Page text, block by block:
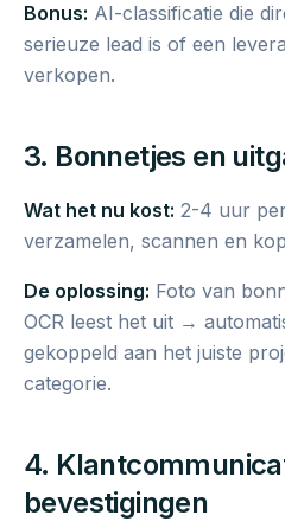
Bonus: AI-classificatie die
serieuze lead is of een
verkopen.
3. Bonnetjes en
Wat het nu kost: 2-4 uur
verzamelen, scannen en
De oplossing: Foto van
OCR leest het uit →
gekoppeld aan het juiste
categorie.
4.
bevestigingen